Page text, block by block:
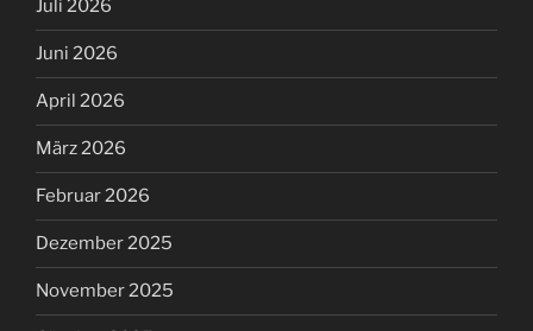
Juli 2026
Juni 2026
April 2026
März 2026
Februar 2026
Dezember 2025
November 2025